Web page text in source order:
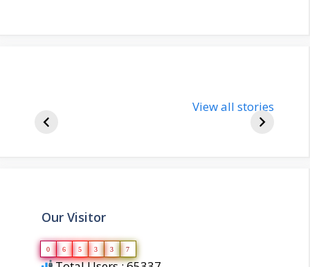
bjp-india-
about
View all stories
Our Visitor
0 6 5 3 3 7